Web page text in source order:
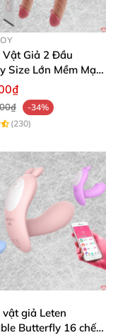
Vật Giả 2 Đầu
Size Lớn Mềm Mại
Kháng Khuẩn
-34%
(230)
vật giả Leten
Butterfly 16 chế